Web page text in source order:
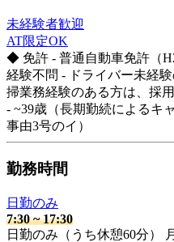
未経験者歓迎
AT限定OK
◆ 免許 - 普通自動車免許（
経験不問 - ドライバー未経
掃業務経験のある方は、採
- ~39歳（長期勤続によるキ
事由3号のイ）
勤務時間
日勤のみ
7:30~17:30
日勤のみ（うち休憩60分）